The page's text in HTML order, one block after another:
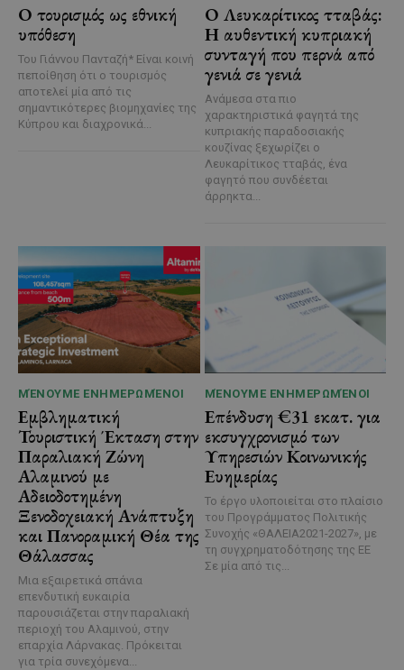
Ο τουρισμός ως εθνική
υπόθεση
Του Γιάννου Πανταζή* Είναι κοινή
πεποίθηση ότι ο τουρισμός
αποτελεί μία από τις
σημαντικότερες βιομηχανίες της
Κύπρου και διαχρονικά...
Ο Λευκαρίτικος τταβάς:
Η αυθεντική κυπριακή
συνταγή που περνά από
γενιά σε γενιά
Ανάμεσα στα πιο
χαρακτηριστικά φαγητά της
κυπριακής παραδοσιακής
κουζίνας ξεχωρίζει ο
Λευκαρίτικος τταβάς, ένα
φαγητό που συνδέεται
άρρηκτα...
ΜΈΝΟΥΜΕ ΕΝΗΜΕΡΩΜΈΝΟΙ
Εμβληματική
Τουριστική Έκταση στην
Παραλιακή Ζώνη
Αλαμινού με
Αδειοδοτημένη
Ξενοδοχειακή Ανάπτυξη
και Πανοραμική Θέα της
Θάλασσας
Μια εξαιρετικά σπάνια
επενδυτική ευκαιρία
παρουσιάζεται στην παραλιακή
περιοχή του Αλαμινού, στην
επαρχία Λάρνακας. Πρόκειται
για τρία συνεχόμενα...
ΜΈΝΟΥΜΕ ΕΝΗΜΕΡΩΜΈΝΟΙ
Επένδυση €31 εκατ. για
εκσυγχρονισμό των
Υπηρεσιών Κοινωνικής
Ευημερίας
Το έργο υλοποιείται στο πλαίσιο
του Προγράμματος Πολιτικής
Συνοχής «ΘΑΛΕΙΑ2021-2027», με
τη συγχρηματοδότησης της ΕΕ
Σε μία από τις...